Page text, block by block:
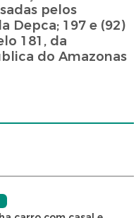
pelos
Depca; 197 e (92)
181, da
do Amazonas